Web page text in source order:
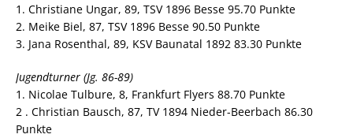
1. Christiane Ungar, 89, TSV 1896 Besse 95.70 Punkte
2. Meike Biel, 87, TSV 1896 Besse 90.50 Punkte
3. Jana Rosenthal, 89, KSV Baunatal 1892 83.30 Punkte
Jugendturner (Jg. 86-89)
1. Nicolae Tulbure, 8, Frankfurt Flyers 88.70 Punkte
2 . Christian Bausch, 87, TV 1894 Nieder-Beerbach 86.30
Punkte